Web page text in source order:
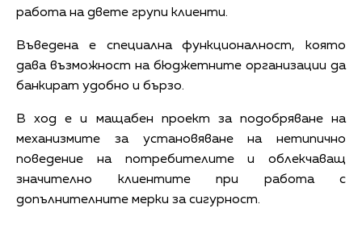
работа на двете групи клиенти.
Въведена е специална функционалност, която
дава възможност на бюджетните организации да
банкират удобно и бързо.
В ход е и мащабен проект за подобряване на
механизмите за установяване на нетипично
поведение на потребителите и облекчаващ
значително клиентите при работа с
допълнителните мерки за сигурност.